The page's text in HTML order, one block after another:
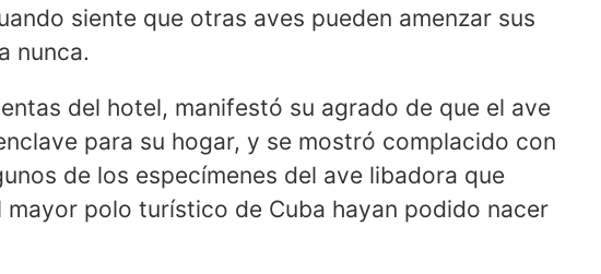
siente que otras aves pueden amenzar sus
nunca.
del hotel, manifestó su agrado de que el ave
para su hogar, y se mostró complacido con
de los especímenes del ave libadora que
polo turístico de Cuba hayan podido nacer